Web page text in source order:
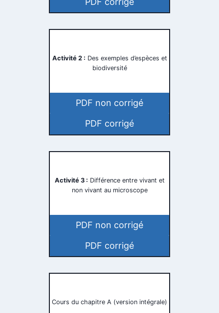
Activité 2 : Des exemples d’espèces et
biodiversité
PDF non corrigé
PDF corrigé
Activité 3 : Différence entre vivant et
non vivant au microscope
PDF non corrigé
PDF corrigé
Cours du chapitre A (version intégrale)